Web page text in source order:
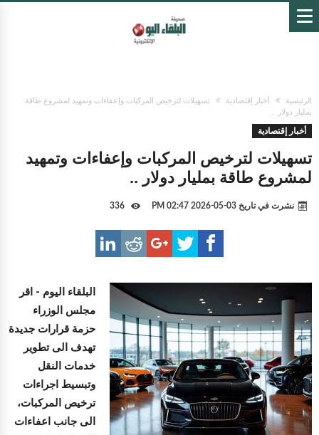
الرئيسية أخبار إقتصادية
تسهيلات لترخيص المركبات وإعفاءات وتمهيد لمشروع طاقة
بمليار دولار ..
أخبار إقتصادية
تسهيلات لترخيص المركبات وإعفاءات وتمهيد
لمشروع طاقة بمليار دولار ..
نشرت في تاريخ 03-05-2026 02:47 PM
البلقاء اليوم - اقر
مجلس الوزراء
حزمة قرارات جديدة
تهدف الى تطوير
خدمات النقل
وتبسيط اجراءات
ترخيص المركبات،
الى جانب اعفاءات